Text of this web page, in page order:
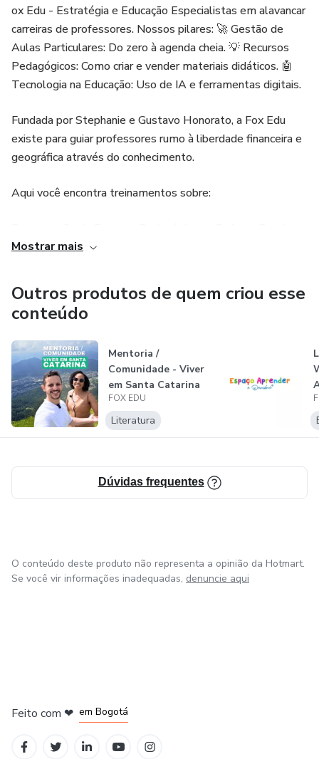
ox Edu - Estratégia e Educação Especialistas em alavancar
carreiras de professores. Nossos pilares: 🚀 Gestão de
Aulas Particulares: Do zero à agenda cheia. 💡 Recursos
Pedagógicos: Como criar e vender materiais didáticos. 🤖
Tecnologia na Educação: Uso de IA e ferramentas digitais.
Fundada por Stephanie e Gustavo Honorato, a Fox Edu
existe para guiar professores rumo à liberdade financeira e
geográfica através do conhecimento.
Aqui você encontra treinamentos sobre:
Estratégias de Vendas e Marketing para Professores.
Mostrar mais
Outros produtos de quem criou esse
conteúdo
Mentoria /
Comunidade - Viver
em Santa Catarina
- Gustavo e...
FOX EDU
Literatura
Dúvidas frequentes
O conteúdo deste produto não representa a opinião da Hotmart.
Se você vir informações inadequadas, denuncie aqui
Feito com ❤ em Bogotá